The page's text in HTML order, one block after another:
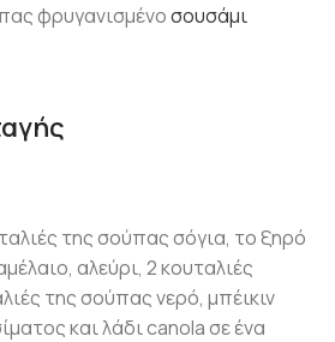
φρυγανισμένοσουσάμι
της σούπας σόγια, το ξηρό
αλεύρι, 2 κουταλιές
της σούπας νερό, μπέικιν
και λάδι canola σε ένα